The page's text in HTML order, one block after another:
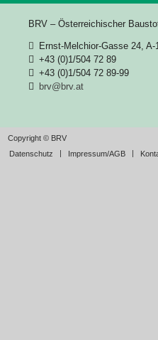
BRV – Österreichischer
Ernst-Melchior-Gasse 24, A-
+43 (0)1/504 72 89
+43 (0)1/504 72 89-99
brv@brv.at
Copyright © BRV
Datenschutz
Impressum/AGB